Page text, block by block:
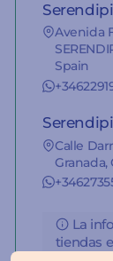
Avenida
Spain
Calle
Granada,
La
tiendas